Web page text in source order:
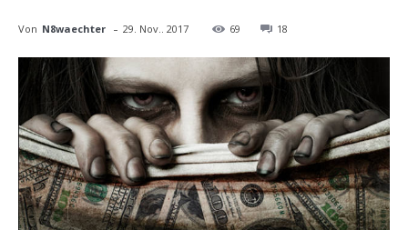
Von N8waechter - 29. Nov.. 2017 69 18